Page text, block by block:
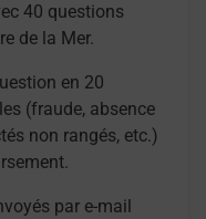
40 questions
de la Mer.
en 20
(fraude, absence
non rangés, etc.)
par e-mail